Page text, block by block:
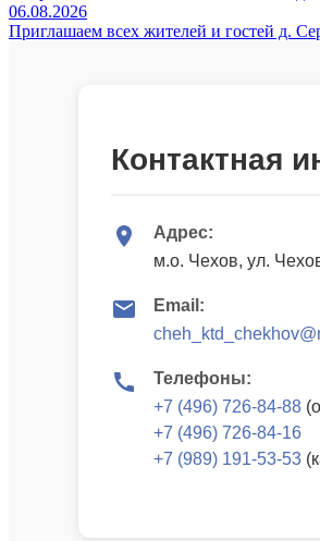
06.08.2026
Приглашаем всех жителей и гостей д.
Контактная
Адрес:
м.о. Чехов, ул.
Email:
Телефоны:
+7 (496) 726-84-88
+7 (496) 726-84-16
+7 (989) 191-53-53